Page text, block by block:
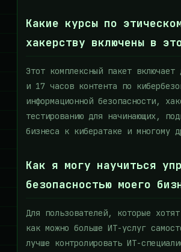
Какие курсы по
хакерству включены в
Этот комплексный пакет включает
и 17 часов контента по
информационной безопасности,
тестированию для начинающих,
бизнеса к кибератаке и многому
Как я могу научиться
безопасностью моего
Для пользователей, которые
как можно больше ИТ-услуг
лучше контролировать ИТ-